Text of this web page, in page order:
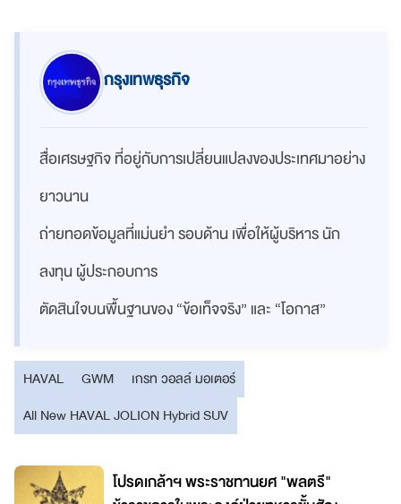
กรุงเทพธุรกิจ
สื่อเศรษฐกิจ ที่อยู่กับการเปลี่ยนแปลงของประเทศมาอย่าง
ยาวนาน
ถ่ายทอดข้อมูลที่แม่นยำ รอบด้าน เพื่อให้ผู้บริหาร นัก
ลงทุน ผู้ประกอบการ
ตัดสินใจบนพื้นฐานของ “ข้อเท็จจริง” และ “โอกาส”
HAVAL GWM
เกรท วอลล์ มอเตอร์
All New HAVAL JOLION Hybrid SUV
โปรดเกล้าฯ พระราชทานยศ "พลตรี"